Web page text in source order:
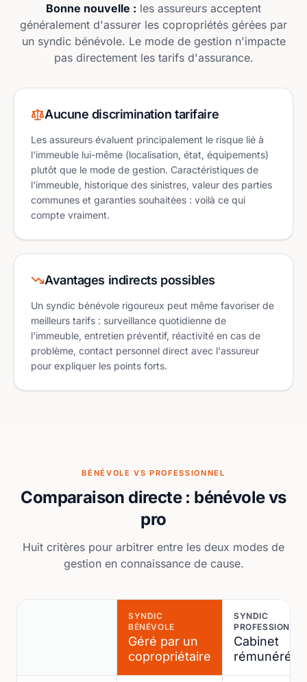
Bonne nouvelle : les assureurs acceptent
généralement d'assurer les copropriétés gérées par
un syndic bénévole. Le mode de gestion n'impacte
pas directement les tarifs d'assurance.
Aucune discrimination tarifaire
Les assureurs évaluent principalement le risque lié à
l'immeuble lui-même (localisation, état, équipements)
plutôt que le mode de gestion. Caractéristiques de
l'immeuble, historique des sinistres, valeur des parties
communes et garanties souhaitées : voilà ce qui
compte vraiment.
Avantages indirects possibles
Un syndic bénévole rigoureux peut même favoriser de
meilleurs tarifs : surveillance quotidienne de
l'immeuble, entretien préventif, réactivité en cas de
problème, contact personnel direct avec l'assureur
pour expliquer les points forts.
BÉNÉVOLE VS PROFESSIONNEL
Comparaison directe : bénévole vs
pro
Huit critères pour arbitrer entre les deux modes de
gestion en connaissance de cause.
SYNDIC
BÉNÉVOLE
Géré par un
copropriétaire
SYNDIC
PROFESSIONNEL
Cabinet
rémunéré